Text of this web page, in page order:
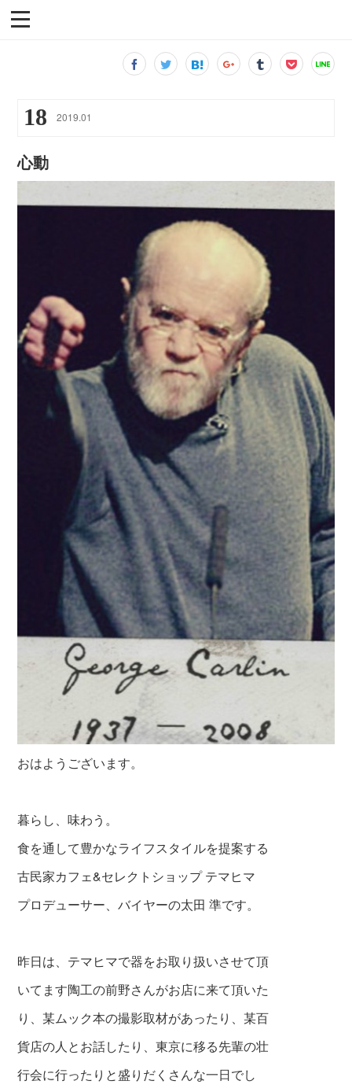
18 2019.01
心動
おはようございます。
暮らし、味わう。
食を通して豊かなライフスタイルを提案する
古民家カフェ&セレクトショップ テマヒマ
プロデューサー、バイヤーの太田 準です。
昨日は、テマヒマで器をお取り扱いさせて頂
いて ます陶工の前野さんがお店に来て頂いた
り、某ムック本の撮影取材があったり、某百
貨店の人とお話したり、東京に移る先輩の壮
行会に行ったりと盛りだくさんな一日でし